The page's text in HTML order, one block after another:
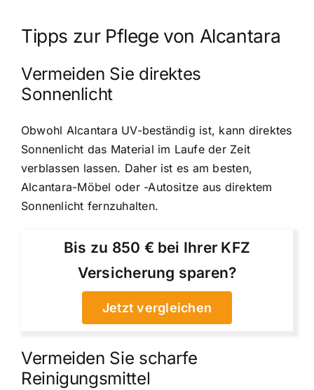
Tipps zur Pflege von Alcantara
Vermeiden Sie direktes
Sonnenlicht
Obwohl Alcantara UV-beständig ist, kann direktes
Sonnenlicht das Material im Laufe der Zeit
verblassen lassen. Daher ist es am besten,
Alcantara-Möbel oder -Autositze aus direktem
Sonnenlicht fernzuhalten.
Bis zu 850 € bei Ihrer KFZ
Versicherung sparen?
Jetzt vergleichen
Vermeiden Sie scharfe
Reinigungsmittel